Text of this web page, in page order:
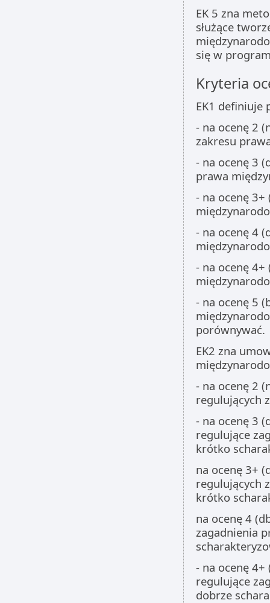
EK 5 zna
służące
się w
Kryteria
EK1 definiuje
- na ocenę 2
zakresu
- na ocenę 3
prawa
- na ocenę
- na ocenę 4
- na ocenę
- na ocenę 5
porównywać.
EK2 zna
- na ocenę 2
regulujących
- na ocenę 3
regulujące
krótko
na ocenę 3+
regulujących
krótko
na ocenę 4
zagadnienia
- na ocenę
regulujące
dobrze